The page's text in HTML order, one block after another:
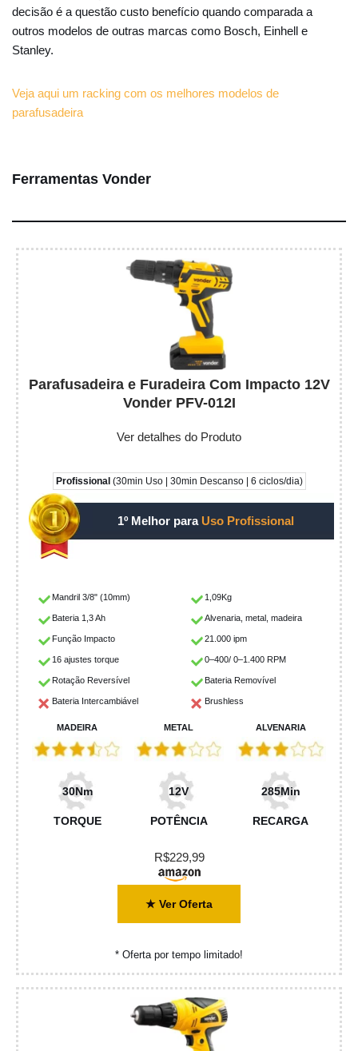
decisão é a questão custo benefício quando comparada a
outros modelos de outras marcas como Bosch, Einhell e
Stanley.
Veja aqui um racking com os melhores modelos de
parafusadeira
Ferramentas Vonder
Parafusadeira e Furadeira Com Impacto 12V
Vonder PFV-012I
Ver detalhes do Produto
Profissional(30min Uso | 30min Descanso | 6 ciclos/dia)
1º Melhor para Uso Profissional
Mandril 3/8" (10mm) 1,09Kg
Bateria 1,3 Ah Alvenaria, metal, madeira
Função Impacto 21.000 ipm
16 ajustes torque 0–400/ 0–1.400 RPM
Rotação Reversível Bateria Removível
Bateria Intercambiável Brushless
MADEIRA METAL ALVENARIA
30Nm
TORQUE
12V
POTÊNCIA
285Min
RECARGA
R$229,99
★ Ver Oferta
* Oferta por tempo limitado!